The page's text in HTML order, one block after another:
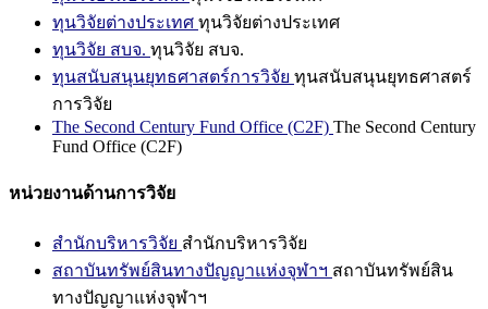
ทุนวิจัยต่างประเทศ ทุนวิจัยต่างประเทศ
ทุนวิจัย สบจ. ทุนวิจัย สบจ.
ทุนสนับสนุนยุทธศาสตร์การวิจัย ทุนสนับสนุนยุทธศาสตร์
การวิจัย
The Second Century Fund Office (C2F) The Second Century
Fund Office (C2F)
หน่วยงานด้านการวิจัย
สำนักบริหารวิจัย สำนักบริหารวิจัย
สถาบันทรัพย์สินทางปัญญาแห่งจุฬาฯ สถาบันทรัพย์สิน
ทางปัญญาแห่งจุฬาฯ